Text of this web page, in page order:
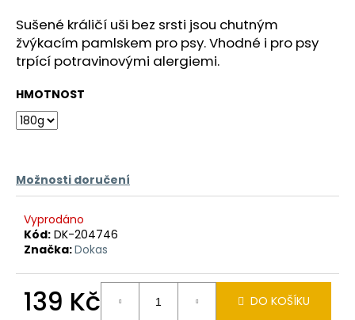
Sušené králičí uši bez srsti jsou chutným
žvýkacím pamlskem pro psy. Vhodné i pro psy
trpící potravinovými alergiemi.
HMOTNOST
Možnosti doručení
Vyprodáno
Kód: DK-204746
Značka:Dokas
139 Kč DO KOŠÍKU
a
j
í
?
D
o
p